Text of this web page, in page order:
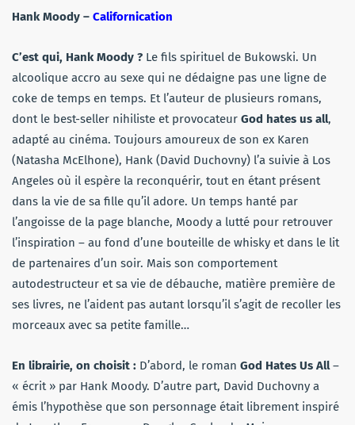
Hank Moody – Californication
C’est qui, Hank Moody ? Le fils spirituel de Bukowski. Un
alcoolique accro au sexe qui ne dédaigne pas une ligne de
coke de temps en temps. Et l’auteur de plusieurs romans,
dont le best-seller nihiliste et provocateur God hates us all,
adapté au cinéma. Toujours amoureux de son ex Karen
(Natasha McElhone), Hank (David Duchovny) l’a suivie à Los
Angeles où il espère la reconquérir, tout en étant présent
dans la vie de sa fille qu’il adore. Un temps hanté par
l’angoisse de la page blanche, Moody a lutté pour retrouver
l’inspiration – au fond d’une bouteille de whisky et dans le lit
de partenaires d’un soir. Mais son comportement
autodestructeur et sa vie de débauche, matière première de
ses livres, ne l’aident pas autant lorsqu’il s’agit de recoller les
morceaux avec sa petite famille…
En librairie, on choisit : D’abord, le roman God Hates Us All–
« écrit » par Hank Moody. D’autre part, David Duchovny a
émis l’hypothèse que son personnage était librement inspiré